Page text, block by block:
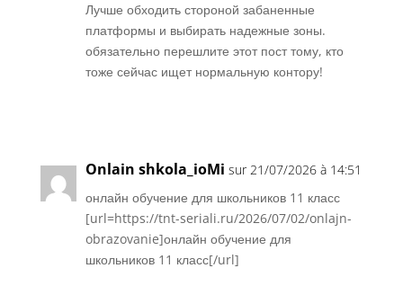
Лучше обходить стороной забаненные
платформы и выбирать надежные зоны.
обязательно перешлите этот пост тому, кто
тоже сейчас ищет нормальную контору!
Onlain shkola_ioMi sur 21/07/2026 à 14:51
онлайн обучение для школьников 11 класс
[url=https://tnt-seriali.ru/2026/07/02/onlajn-
obrazovanie]онлайн обучение для
школьников 11 класс[/url]